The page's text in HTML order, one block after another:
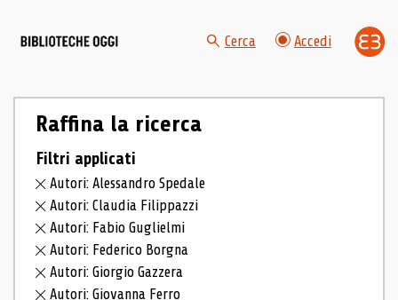
Cerca Accedi
Raffina la ricerca
Filtri applicati
Autori: Alessandro Spedale
Autori: Claudia Filippazzi
Autori: Fabio Guglielmi
Autori: Federico Borgna
Autori: Giorgio Gazzera
Autori: Giovanna Ferro